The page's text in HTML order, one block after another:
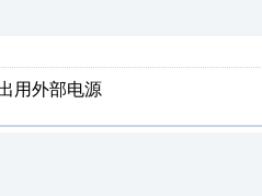
用外部电源